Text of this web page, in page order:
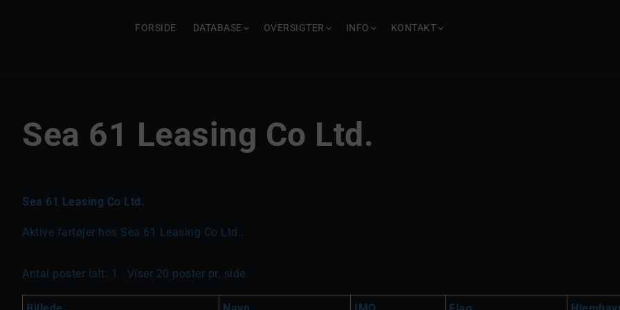
FORSIDE DATABASE OVERSIGTER INFO KONTAKT
Sea 61 Leasing Co Ltd.
Sea 61 Leasing Co Ltd.
Aktive fartøjer hos Sea 61 Leasing Co Ltd..
Antal poster ialt: 1 . Viser 20 poster pr. side